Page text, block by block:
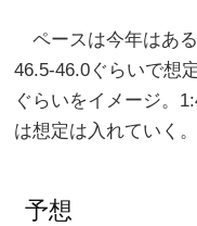
ペースは今年はある
46.5-46.0ぐらいで想
ぐらいをイメージ。
は想定は入れていく。
予想